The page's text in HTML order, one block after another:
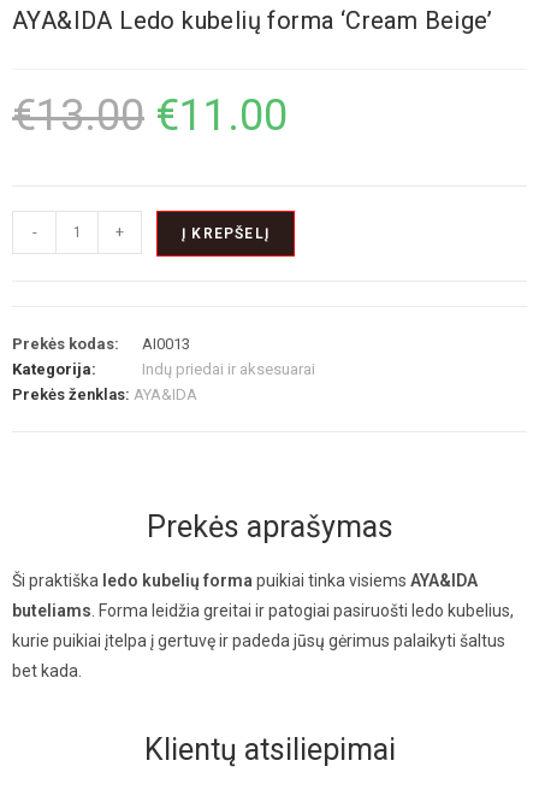
AYA&IDA Ledo kubelių forma ‘Cream Beige’
€13.00 €11.00
- + Į KREPŠELĮ
Prekės kodas:
AI0013
Kategorija:
Indų priedai ir aksesuarai
Prekės ženklas: AYA&IDA
Prekės aprašymas
Ši praktiška ledo kubelių formapuikiai tinka visiems AYA&IDA
buteliams. Forma leidžia greitai ir patogiai pasiruošti ledo kubelius,
kurie puikiai įtelpa į gertuvę ir padeda jūsų gėrimus palaikyti šaltus
bet kada.
Klientų atsiliepimai